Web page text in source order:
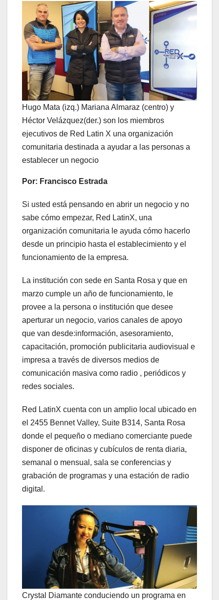
Hugo Mata (izq.) Mariana Almaraz (centro) y
Héctor Velázquez(der.) son los miembros
ejecutivos de Red Latin X una organización
comunitaria destinada a ayudar a las personas a
establecer un negocio
Por: Francisco Estrada
Si usted está pensando en abrir un negocio y no
sabe cómo empezar, Red LatinX, una
organización comunitaria le ayuda cómo hacerlo
desde un principio hasta el establecimiento y el
funcionamiento de la empresa.
La institución con sede en Santa Rosa y que en
marzo cumple un año de funcionamiento, le
provee a la persona o institución que desee
aperturar un negocio, varios canales de apoyo
que van desde:información, asesoramiento,
capacitación, promoción publicitaria audiovisual e
impresa a través de diversos medios de
comunicación masiva como radio , periódicos y
redes sociales.
Red LatinX cuenta con un amplio local ubicado en
el 2455 Bennet Valley, Suite B314, Santa Rosa
donde el pequeño o mediano comerciante puede
disponer de oficinas y cubículos de renta diaria,
semanal o mensual, sala se conferencias y
grabación de programas y una estación de radio
digital.
Crystal Diamante conduciendo un programa en